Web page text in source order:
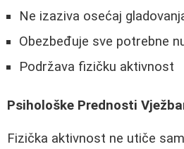
Ne izaziva osećaj
Obezbeđuje sve potrebne
Podržava fizičku aktivnost
Psihološke Prednosti
Fizička aktivnost ne utiče